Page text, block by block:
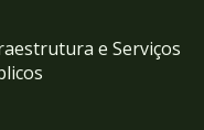
e Serviços